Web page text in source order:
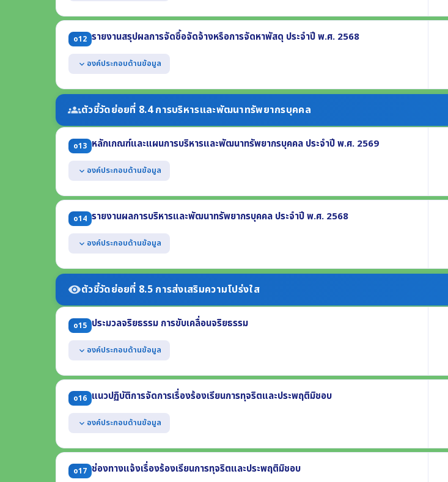
แสดงรายงานสรุปผลการจัดซื้อจัดจ้างฯ รายเดือน ไตรมาสที่ 1-2 ประจำปี พ.ศ. 2569 อย่างน้อย
(1) งานที่จัดซื้อหรือจัดจ้าง (2) วงเงินที่จะซื้อหรือจ้าง (3) ราคากลาง
(4) วิธีซื้อหรือจ้าง (5) รายชื่อผู้เสนอราคา (6) ราคาที่เสนอ
(7) ผู้ได้รับการคัดเลือก (8) ราคาที่ตกลงซื้อหรือจ้าง
แสดงในรูปแบบไฟล์อย่างน้อย 2 รูปแบบ คือ .pdf และ .xls หรือ .csv
o12 รายงานสรุปผลการจัดซื้อจัดจ้างหรือการจัดหาพัสดุ ประจำปี พ.ศ. 2568
expand_more องค์ประกอบด้านข้อมูล
แสดงข้อมูลสรุปผลการจัดซื้อจัดจ้าง ประจำปี พ.ศ. 2568 (ภาพรวม) อย่างน้อยประกอบด้วย
(1) จำนวนโครงการจำแนกตามวิธีการจัดซื้อจัดจ้าง (2) จำนวนงบประมาณจำแนกตามวิธีการจัดซื้อจัดจ้าง
(3) ปัญหา/อุปสรรค (4) ข้อเสนอแนะ
แสดงข้อมูลสรุปผลการจัดซื้อจัดจ้างฯ รายเดือน ปี พ.ศ. 2568 (แบบ สขร.1)
แสดงในรูปแบบไฟล์อย่างน้อย 2 รูปแบบ คือ .pdf และ .xls หรือ .csv
groupsตัวชี้วัดย่อยที่ 8.4 การบริหารและพัฒนาทรัพยากรบุคคล
o13 หลักเกณฑ์และแผนการบริหารและพัฒนาทรัพยากรบุคคล ประจำปี พ.ศ. 2569
expand_more องค์ประกอบด้านข้อมูล
แสดงหลักเกณฑ์การบริหารทรัพยากรบุคคลเพื่อความโปร่งใสและเป็นธรรม อย่างน้อยประกอบด้วย
(1) การสรรหาและคัดเลือกบุคลากร (2) การบรรจุและแต่งตั้งบุคลากร
(3) การย้าย การโอน หรือการเลื่อน (4) การประเมินผลการปฏิบัติราชการ
แสดงแผนการบริหารทรัพยากรบุคคล ซึ่งบังคับใช้ในปี พ.ศ. 2569
o14 รายงานผลการบริหารและพัฒนาทรัพยากรบุคคล ประจำปี พ.ศ. 2568
expand_more องค์ประกอบด้านข้อมูล
แสดงผลการบริหารทรัพยากรบุคคล ประจำปี พ.ศ. 2568 อย่างน้อยประกอบด้วย
(1) รายการหรือกิจกรรมการบริหารทรัพยากรบุคคล (2) ผลการดำเนินการ
(3) ช่วงระยะเวลาในการดำเนินการ
(4) ข้อมูลสถิติกรอบอัตรากำลัง กรอบมีเงิน กรอบคนครอง (ข้อมูล ณ 30 ก.ย. 2568)
แสดงผลการพัฒนาทรัพยากรบุคคล ประจำปี พ.ศ. 2568
visibilityตัวชี้วัดย่อยที่ 8.5 การส่งเสริมความโปร่งใส
o15 ประมวลจริยธรรม การขับเคลื่อนจริยธรรม
expand_more องค์ประกอบด้านข้อมูล
แสดงประมวลจริยธรรมสำหรับเจ้าหน้าที่ของรัฐ
แสดงผลการเสริมสร้างมาตรฐานทางจริยธรรมให้แก่เจ้าหน้าที่ อย่างน้อยประกอบด้วย
(1) การจัดตั้งทีมให้คำปรึกษาตอบคำถามทางจริยธรรม
(2) แนวปฏิบัติ Dos & Don'ts
o16 แนวปฏิบัติการจัดการเรื่องร้องเรียนการทุจริตและประพฤติมิชอบ
expand_more องค์ประกอบด้านข้อมูล
แสดงคู่มือหรือแนวทางการดำเนินการต่อเรื่องร้องเรียนการทุจริตและประพฤติมิชอบ อย่างน้อยประกอบ
ด้วย
(1) รายละเอียดข้อมูลที่ผู้ร้องควรรู้ (2) ช่องทางแจ้งเรื่องร้องเรียน
o17 ช่องทางแจ้งเรื่องร้องเรียนการทุจริตและประพฤติมิชอบ